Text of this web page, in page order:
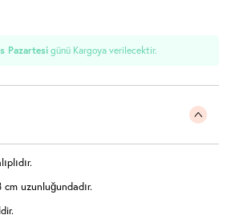
Pazartesi günü Kargoya verilecektir.
cm uzunluğundadır.